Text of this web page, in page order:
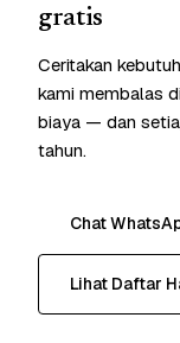
gratis
Ceritakan
kami membalas
biaya — dan
tahun.
Chat
Lihat Daftar